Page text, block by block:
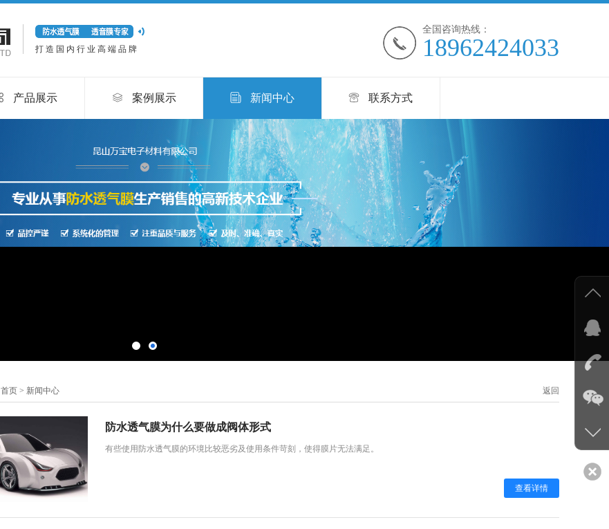
打造国内行业高端品牌
全国咨询热线：
18962424033
产品展示 案例展示 新闻中心 联系方式
首页> 新闻中心 返回
防水透气膜为什么要做成阀体形式
有些使用防水透气膜的环境比较恶劣及使用条件苛刻，使得膜片无法满足。
查看详情